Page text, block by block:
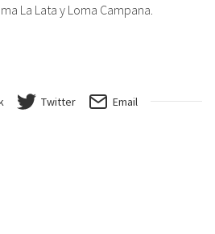
La Lata y Loma Campana.
Twitter Email